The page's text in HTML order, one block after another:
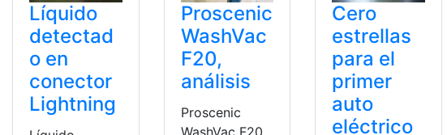
Líquido
detectad
o en
conector
Lightning
Proscenic
WashVac
F20,
análisis
Proscenic
WashVac F20.
Cero
estrellas
para el
primer
auto
eléctrico